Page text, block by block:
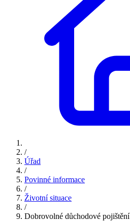
/
Úřad
/
Povinné informace
/
Životní situace
/
Dobrovolné důchodové pojištění